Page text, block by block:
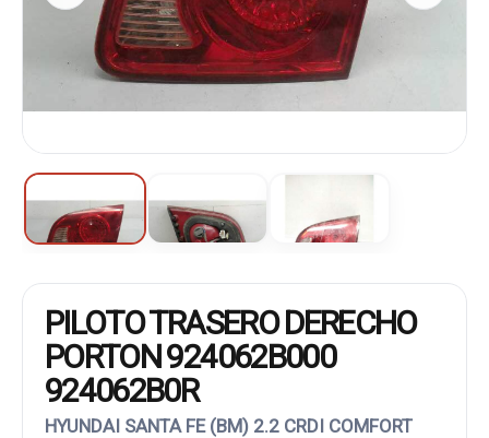
PILOTO TRASERO DERECHO
PORTON 924062B000
924062B0R
HYUNDAI SANTA FE (BM) 2.2 CRDI COMFORT